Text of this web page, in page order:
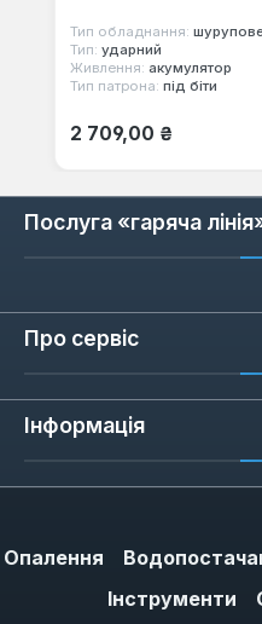
Тип обладнання:
Тип: ударний
Живлення: акумулятор
Тип патрона: під біти
Звичайна ціна:
2 709,00 ₴
Послуга «гаряча
Про сервіс
Інформація
Опалення
Інструменти